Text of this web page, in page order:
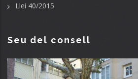
Llei 40/2015
Seu del consell